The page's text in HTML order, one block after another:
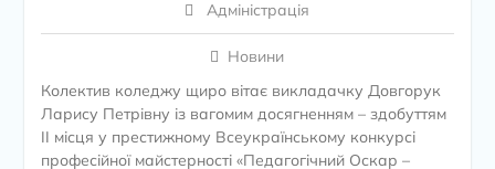
Адміністрація
Новини
Колектив коледжу щиро вітає викладачку Довгорук
Ларису Петрівну із вагомим досягненням – здобуттям
ІІ місця у престижному Всеукраїнському конкурсі
професійної майстерності «Педагогічний Оскар –